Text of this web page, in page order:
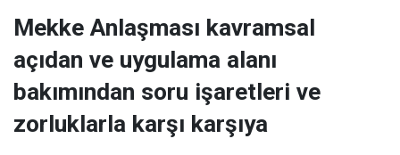
Mekke Anlaşması kavramsal
açıdan ve uygulama alanı
bakımından soru işaretleri ve
zorluklarla karşı karşıya